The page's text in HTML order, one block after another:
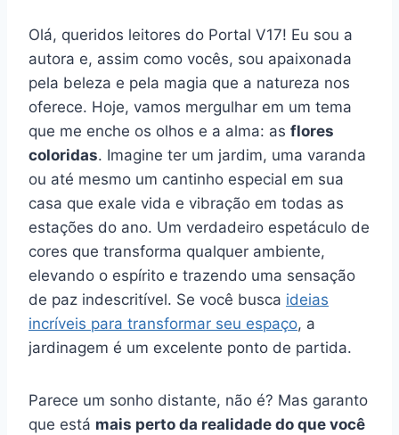
Olá, queridos leitores do Portal V17! Eu sou a
autora e, assim como vocês, sou apaixonada
pela beleza e pela magia que a natureza nos
oferece. Hoje, vamos mergulhar em um tema
que me enche os olhos e a alma: as flores
coloridas. Imagine ter um jardim, uma varanda
ou até mesmo um cantinho especial em sua
casa que exale vida e vibração em todas as
estações do ano. Um verdadeiro espetáculo de
cores que transforma qualquer ambiente,
elevando o espírito e trazendo uma sensação
de paz indescritível. Se você busca ideias
incríveis para transformar seu espaço, a
jardinagem é um excelente ponto de partida.
Parece um sonho distante, não é? Mas garanto
que está mais perto da realidade do que você